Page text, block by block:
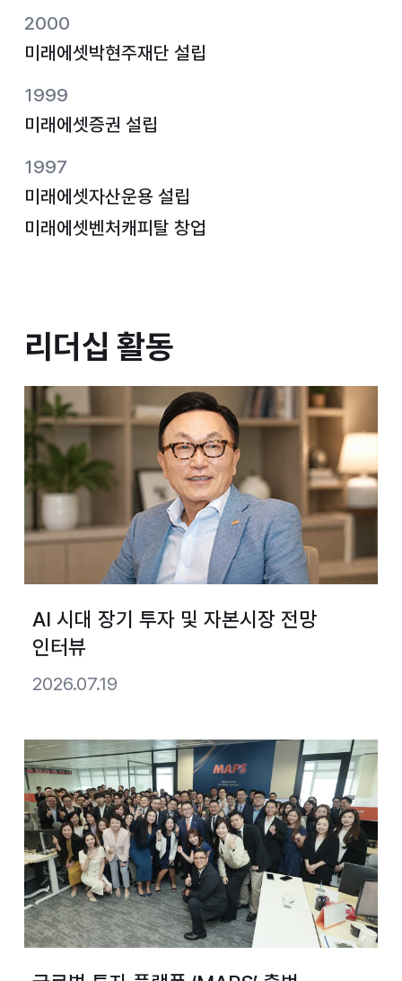
2000
미래에셋박현주재단 설립
1999
미래에셋증권 설립
1997
미래에셋자산운용 설립
미래에셋벤처캐피탈 창업
리더십 활동
AI 시대 장기 투자 및 자본시장 전망
인터뷰
2026.07.19